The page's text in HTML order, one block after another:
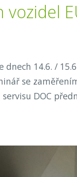
dnech 14.6. /
se
DOC